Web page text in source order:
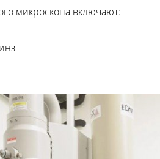
микроскопа включают: